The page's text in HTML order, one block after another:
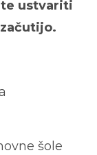
ustvariti
šole